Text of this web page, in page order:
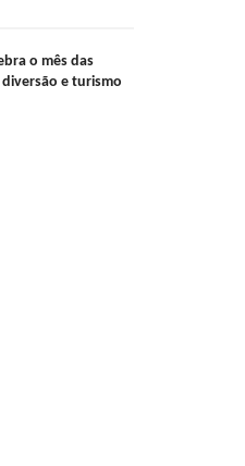
o mês das
e turismo